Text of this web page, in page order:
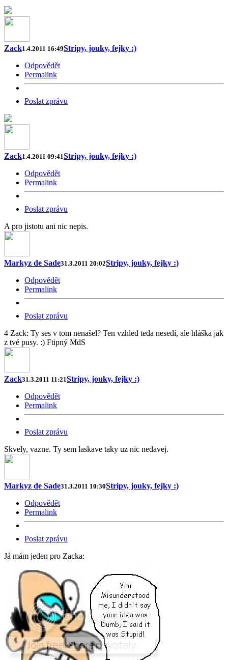
Zack1.4.2011 16:49Stripy, jouky, fejky :)
Odpovědět
Permalink
Poslat zprávu
Zack1.4.2011 09:41Stripy, jouky, fejky :)
Odpovědět
Permalink
Poslat zprávu
A pro jistotu ani nic nepis.
Markyz de Sade31.3.2011 20:02Stripy, jouky, fejky :)
Odpovědět
Permalink
Poslat zprávu
4 Zack: Ty ses v tom nenašel? Ten vzhled teda nesedí, ale hláška jak
z tvé pusy. :) Ftipný MdS
Zack31.3.2011 11:21Stripy, jouky, fejky :)
Odpovědět
Permalink
Poslat zprávu
Skvely, vazne. Ty sem laskave taky uz nic nedavej.
Markyz de Sade31.3.2011 10:30Stripy, jouky, fejky :)
Odpovědět
Permalink
Poslat zprávu
Já mám jeden pro Zacka: